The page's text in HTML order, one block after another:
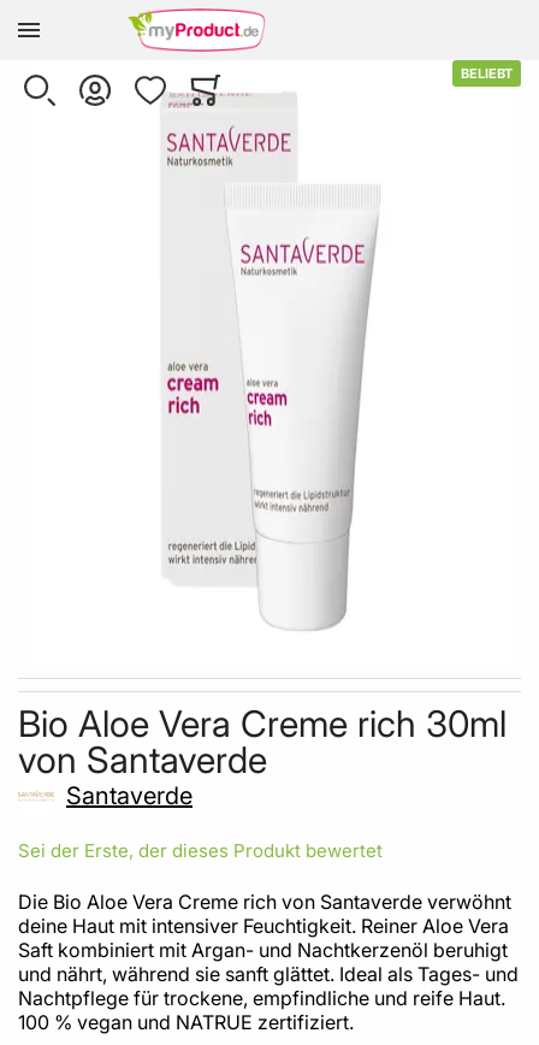
Zur Homepage
SUCHE KONTO WUNSCHLISTEWARENKORB
Minicart
Skip to the beginning of the images gallery
BELIEBT
Bio Aloe Vera Creme rich 30ml
von Santaverde
Santaverde
Sei der Erste, der dieses Produkt bewertet
Die Bio Aloe Vera Creme rich von Santaverde verwöhnt
deine Haut mit intensiver Feuchtigkeit. Reiner Aloe Vera
Saft kombiniert mit Argan- und Nachtkerzenöl beruhigt
und nährt, während sie sanft glättet. Ideal als Tages- und
Nachtpflege für trockene, empfindliche und reife Haut.
100 % vegan und NATRUE zertifiziert.